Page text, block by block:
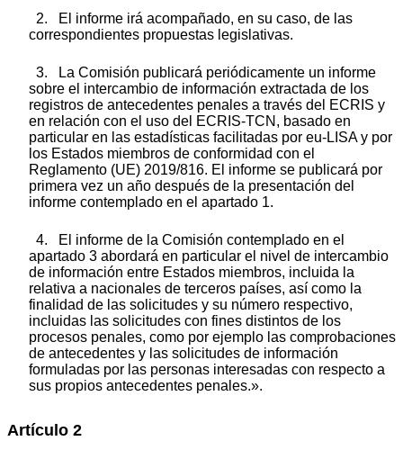
2. El informe irá acompañado, en su caso, de las
correspondientes propuestas legislativas.
3. La Comisión publicará periódicamente un informe
sobre el intercambio de información extractada de los
registros de antecedentes penales a través del ECRIS y
en relación con el uso del ECRIS-TCN, basado en
particular en las estadísticas facilitadas por eu-LISA y por
los Estados miembros de conformidad con el
Reglamento (UE) 2019/816. El informe se publicará por
primera vez un año después de la presentación del
informe contemplado en el apartado 1.
4. El informe de la Comisión contemplado en el
apartado 3 abordará en particular el nivel de intercambio
de información entre Estados miembros, incluida la
relativa a nacionales de terceros países, así como la
finalidad de las solicitudes y su número respectivo,
incluidas las solicitudes con fines distintos de los
procesos penales, como por ejemplo las comprobaciones
de antecedentes y las solicitudes de información
formuladas por las personas interesadas con respecto a
sus propios antecedentes penales.».
Artículo 2